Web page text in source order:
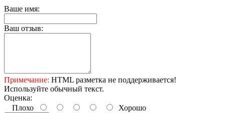
Ваше имя:
Ваш отзыв:
Примечание: HTML разметка не поддерживается!
Используйте обычный текст.
Оценка:
Плохо
Хорошо